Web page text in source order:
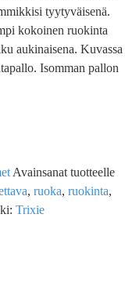
tyytyväisenä.
kokoinen ruokinta
aukinaisena. Kuvassa
Isomman pallon
Avainsanat tuotteelle
, ruoka, ruokinta,
Trixie